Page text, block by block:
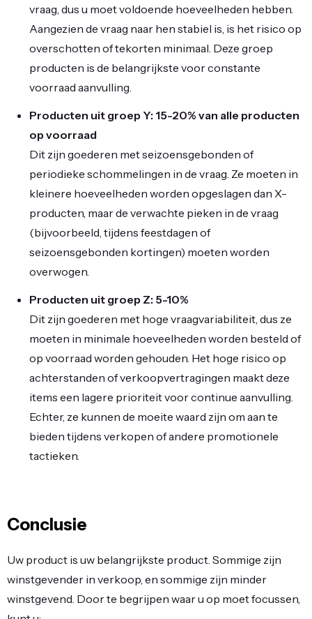
vraag, dus u moet voldoende hoeveelheden hebben.
Aangezien de vraag naar hen stabiel is, is het risico op
overschotten of tekorten minimaal. Deze groep
producten is de belangrijkste voor constante
voorraad aanvulling.
Producten uit groep Y: 15-20% van alle producten
op voorraad
Dit zijn goederen met seizoensgebonden of
periodieke schommelingen in de vraag. Ze moeten in
kleinere hoeveelheden worden opgeslagen dan X-
producten, maar de verwachte pieken in de vraag
(bijvoorbeeld, tijdens feestdagen of
seizoensgebonden kortingen) moeten worden
overwogen.
Producten uit groep Z: 5-10%
Dit zijn goederen met hoge vraagvariabiliteit, dus ze
moeten in minimale hoeveelheden worden besteld of
op voorraad worden gehouden. Het hoge risico op
achterstanden of verkoopvertragingen maakt deze
items een lagere prioriteit voor continue aanvulling.
Echter, ze kunnen de moeite waard zijn om aan te
bieden tijdens verkopen of andere promotionele
tactieken.
Conclusie
Uw product is uw belangrijkste product. Sommige zijn
winstgevender in verkoop, en sommige zijn minder
winstgevend. Door te begrijpen waar u op moet focussen,